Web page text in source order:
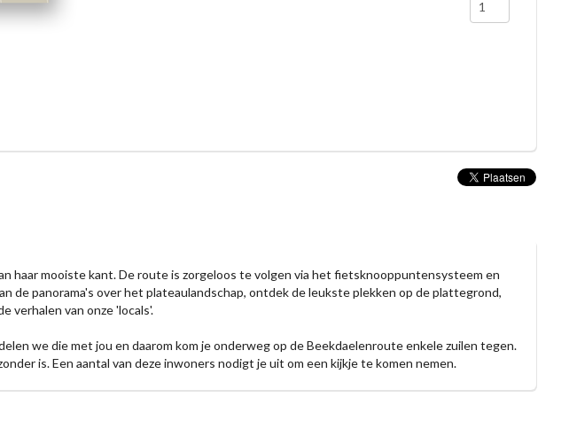
haar mooiste kant. De route is zorgeloos te volgen via het fietsknooppuntensysteem en
de panorama's over het plateaulandschap, ontdek de leukste plekken op de plattegrond,
verhalen van onze 'locals'.
we die met jou en daarom kom je onderweg op de Beekdaelenroute enkele zuilen tegen.
is. Een aantal van deze inwoners nodigt je uit om een kijkje te komen nemen.